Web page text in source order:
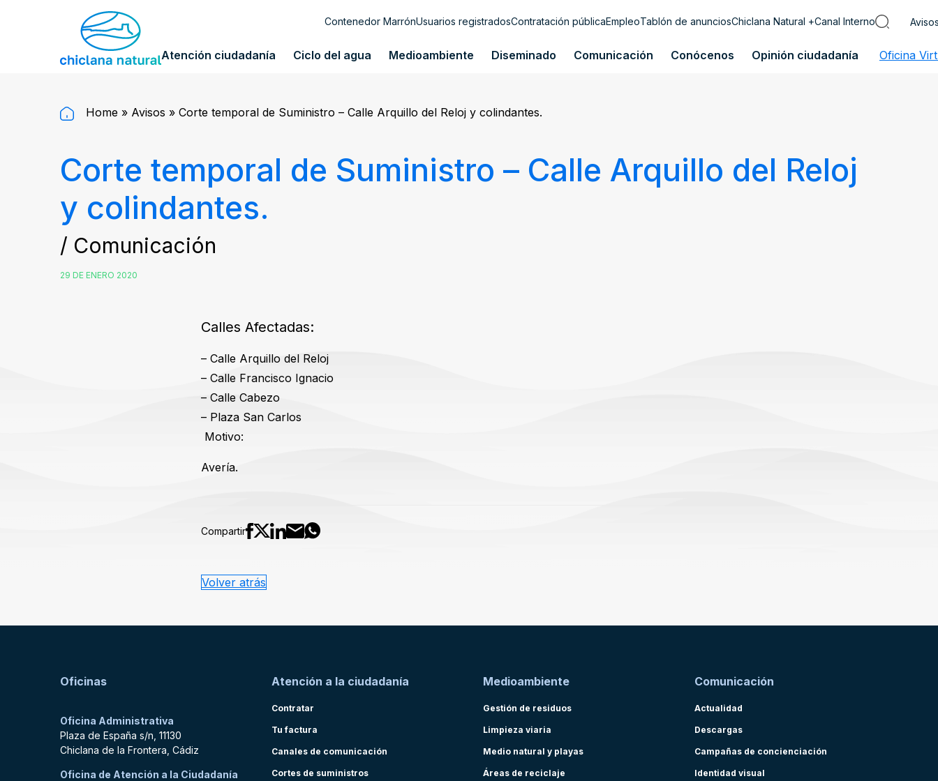
Contenedor MarrónUsuarios registradosContratación públicaEmpleoTablón de anunciosChiclana Natural +Canal Interno
Atención ciudadanía Ciclo del agua Medioambiente Diseminado Comunicación Conócenos Opinión ciudadanía Oficina
Home » Avisos » Corte temporal de Suministro – Calle Arquillo del Reloj y colindantes.
Corte temporal de Suministro – Calle Arquillo del Reloj
y colindantes.
/ Comunicación
29 DE ENERO 2020
Calles Afectadas:
– Calle Arquillo del Reloj
– Calle Francisco Ignacio
– Calle Cabezo
– Plaza San Carlos
Motivo:
Avería.
Compartir
Volver atrás
Oficinas
Oficina Administrativa
Plaza de España s/n, 11130
Chiclana de la Frontera, Cádiz
Oficina de Atención a la Ciudadanía
Atención a la ciudadanía
Contratar
Tu factura
Canales de comunicación
Cortes de suministros
Medioambiente
Gestión de residuos
Limpieza viaria
Medio natural y playas
Áreas de reciclaje
Comunicación
Actualidad
Descargas
Campañas de concienciación
Identidad visual